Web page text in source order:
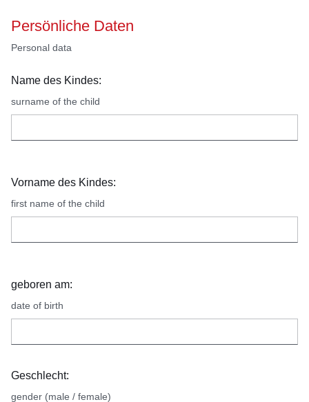
Persönliche Daten
Personal data
Name des Kindes:
surname of the child
Vorname des Kindes:
first name of the child
geboren am:
date of birth
Geschlecht:
gender (male / female)